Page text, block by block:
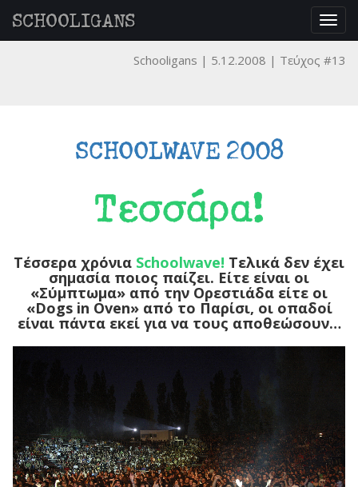
SCHOOLIGANS
Schooligans 5.12.2008 Τεύχος #13
SCHOOLWAVE 2008
Τεσσάρα!
Τέσσερα χρόνια Schoolwave! Τελικά δεν έχει
σημασία ποιος παίζει. Είτε είναι οι
«Σύμπτωμα» από την Ορεστιάδα είτε οι
«Dogs in Oven» από το Παρίσι, οι οπαδοί
είναι πάντα εκεί για να τους αποθεώσουν…